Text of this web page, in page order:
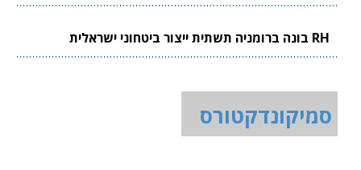
RH בונה ברומניה תשתית ייצור ביטחוני ישראלית
סמיקונדקטורס